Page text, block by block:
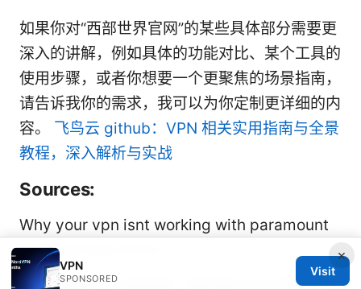
如果你对“西部世界官网”的某些具体部分需要更
深入的讲解，例如具体的功能对比、某个工具的
使用步骤，或者你想要一个更聚焦的场景指南，
请告诉我你的需求，我可以为你定制更详细的内
容。 飞鸟云 github：VPN 相关实用指南与全景
教程，深入解析与实战
Sources:
Why your vpn isnt working with paramount
plus and how to fix it
×
VPN
SPONSORED
Visit